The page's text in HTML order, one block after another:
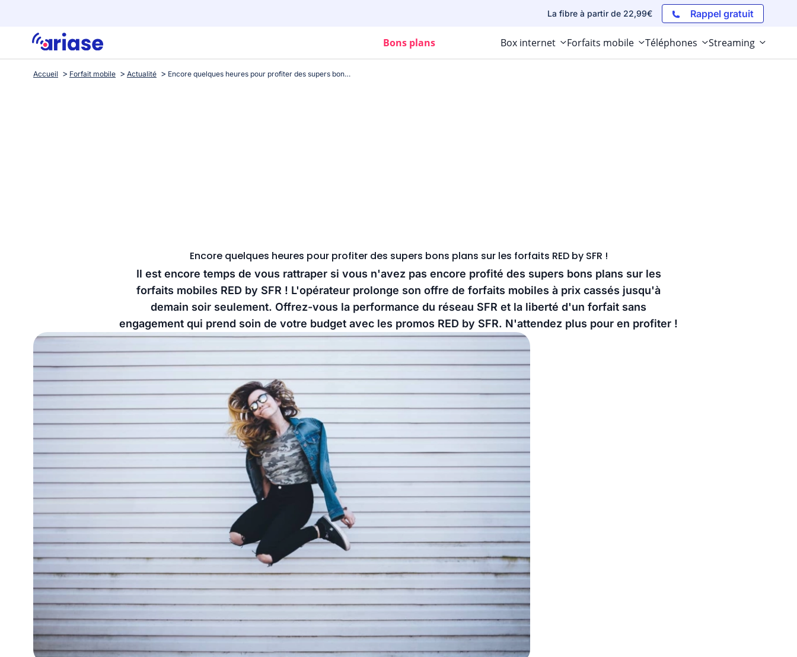
La fibre à partir de 22,99€ Rappel gratuit
Bons plans Box internet Forfaits mobile Téléphones Streaming
Accueil Forfait mobile Actualité Encore quelques heures pour profiter des supers bons plans sur les forfaits RED by SFR !
Encore quelques heures pour profiter des supers bons plans sur les forfaits RED by SFR !
Il est encore temps de vous rattraper si vous n'avez pas encore profité des supers bons plans sur les
forfaits mobiles RED by SFR ! L'opérateur prolonge son offre de forfaits mobiles à prix cassés jusqu'à
demain soir seulement. Offrez-vous la performance du réseau SFR et la liberté d'un forfait sans
engagement qui prend soin de votre budget avec les promos RED by SFR. N'attendez plus pour en profiter !